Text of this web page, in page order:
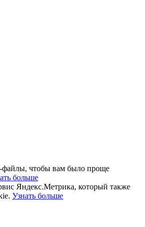
чтобы вам было проще
больше
Яндекс.Метрика, который также
Узнать больше